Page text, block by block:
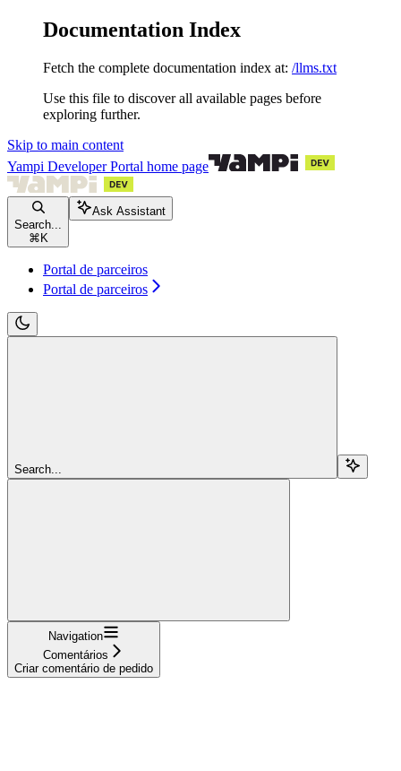
Documentation Index
Fetch the complete documentation index at: /llms.txt
Use this file to discover all available pages before
exploring further.
Skip to main content
Yampi Developer Portal home page
Search...
⌘ K
Ask Assistant
Portal de parceiros
Portal de parceiros
Search...
Navigation
Comentários
Criar comentário de pedido